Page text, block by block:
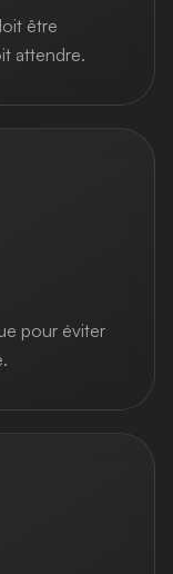
être
attendre.
pour éviter